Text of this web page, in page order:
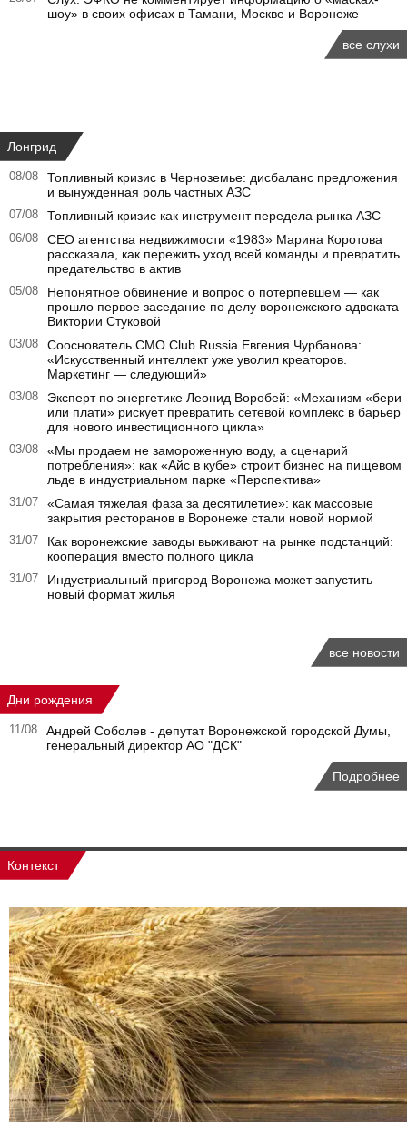
шоу» в своих офисах в Тамани, Москве и Воронеже
все слухи
Лонгрид
08/08
Топливный кризис в Черноземье: дисбаланс предложения
и вынужденная роль частных АЗС
07/08 Топливный кризис как инструмент передела рынка АЗС
06/08
CEO агентства недвижимости «1983» Марина Коротова
рассказала, как пережить уход всей команды и превратить
предательство в актив
05/08
Непонятное обвинение и вопрос о потерпевшем — как
прошло первое заседание по делу воронежского адвоката
Виктории Стуковой
03/08
Сооснователь CMO Club Russia Евгения Чурбанова:
«Искусственный интеллект уже уволил креаторов.
Маркетинг — следующий»
03/08
Эксперт по энергетике Леонид Воробей: «Механизм «бери
или плати» рискует превратить сетевой комплекс в барьер
для нового инвестиционного цикла»
03/08
«Мы продаем не замороженную воду, а сценарий
потребления»: как «Айс в кубе» строит бизнес на пищевом
льде в индустриальном парке «Перспектива»
31/07
«Самая тяжелая фаза за десятилетие»: как массовые
закрытия ресторанов в Воронеже стали новой нормой
31/07
Как воронежские заводы выживают на рынке подстанций:
кооперация вместо полного цикла
31/07
Индустриальный пригород Воронежа может запустить
новый формат жилья
все новости
Дни рождения
11/08
Андрей Соболев - депутат Воронежской городской Думы,
генеральный директор АО "ДСК"
Подробнее
Контекст